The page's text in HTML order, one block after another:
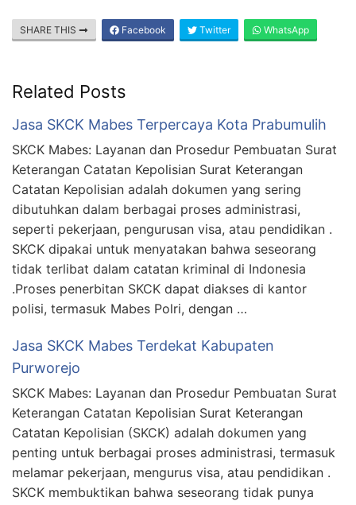
SHARE THIS Facebook Twitter WhatsApp
Related Posts
Jasa SKCK Mabes Terpercaya Kota Prabumulih
SKCK Mabes: Layanan dan Prosedur Pembuatan Surat
Keterangan Catatan Kepolisian Surat Keterangan
Catatan Kepolisian adalah dokumen yang sering
dibutuhkan dalam berbagai proses administrasi,
seperti pekerjaan, pengurusan visa, atau pendidikan .
SKCK dipakai untuk menyatakan bahwa seseorang
tidak terlibat dalam catatan kriminal di Indonesia
.Proses penerbitan SKCK dapat diakses di kantor
polisi, termasuk Mabes Polri, dengan …
Jasa SKCK Mabes Terdekat Kabupaten
Purworejo
SKCK Mabes: Layanan dan Prosedur Pembuatan Surat
Keterangan Catatan Kepolisian Surat Keterangan
Catatan Kepolisian (SKCK) adalah dokumen yang
penting untuk berbagai proses administrasi, termasuk
melamar pekerjaan, mengurus visa, atau pendidikan .
SKCK membuktikan bahwa seseorang tidak punya